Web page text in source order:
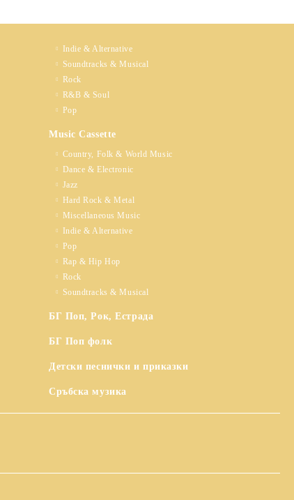
Indie & Alternative
Soundtracks & Musical
Rock
R&B & Soul
Pop
Music Cassette
Country, Folk & World Music
Dance & Electronic
Jazz
Hard Rock & Metal
Miscellaneous Music
Indie & Alternative
Pop
Rap & Hip Hop
Rock
Soundtracks & Musical
БГ Поп, Рок, Естрада
БГ Поп фолк
Детски песнички и приказки
Сръбска музика